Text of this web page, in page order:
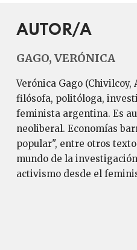
AUTOR/A
GAGO, VERÓNICA
Verónica Gago (Chivilcoy,
filósofa, politóloga,
feminista argentina. Es
neoliberal. Economías
popular", entre otros
mundo de la
activismo desde el